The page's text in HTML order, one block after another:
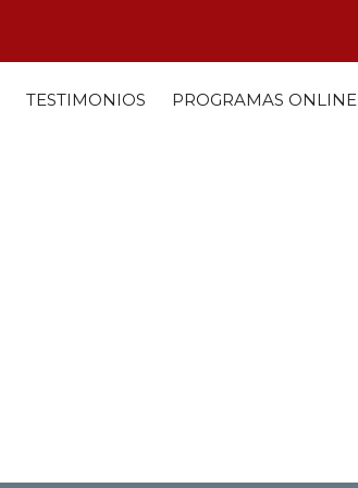
TESTIMONIOS PROGRAMAS ONLINE